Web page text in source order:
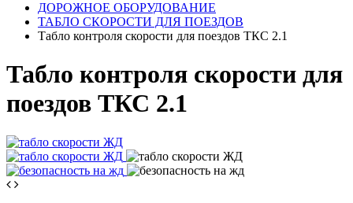
ДОРОЖНОЕ ОБОРУДОВАНИЕ
ТАБЛО СКОРОСТИ ДЛЯ ПОЕЗДОВ
Табло контроля скорости для поездов ТКС 2.1
Табло контроля скорости для
поездов ТКС 2.1